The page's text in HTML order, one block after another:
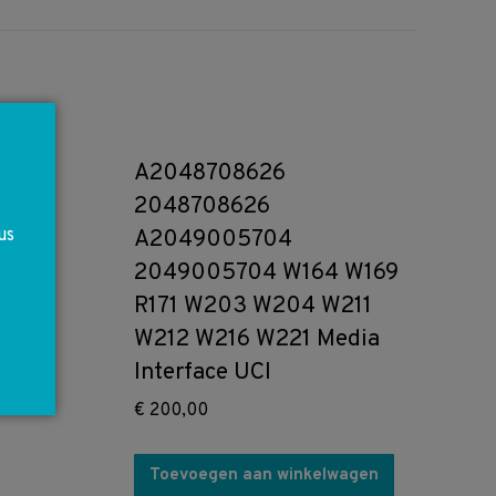
A2048708626
2048708626
A2049005704
2049005704 W164 W169
R171 W203 W204 W211
W212 W216 W221 Media
Interface UCI
€ 200,00
Toevoegen aan winkelwagen